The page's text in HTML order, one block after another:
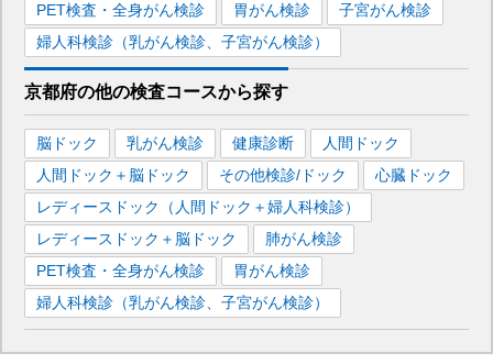
PET検査・全身がん検診
胃がん検診
子宮がん検診
婦人科検診（乳がん検診、子宮がん検診）
京都府の他の検査コースから探す
脳ドック 乳がん検診 健康診断
人間ドック
人間ドック＋脳ドック
その他検診/ドック
心臓ドック
レディースドック（人間ドック＋婦人科検診）
レディースドック＋脳ドック
肺がん検診
PET検査・全身がん検診
胃がん検診
婦人科検診（乳がん検診、子宮がん検診）